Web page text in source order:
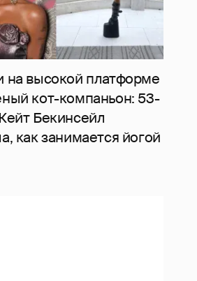
на высокой платформе
кот-компаньон: 53-
Бекинсейл
как занимается йогой